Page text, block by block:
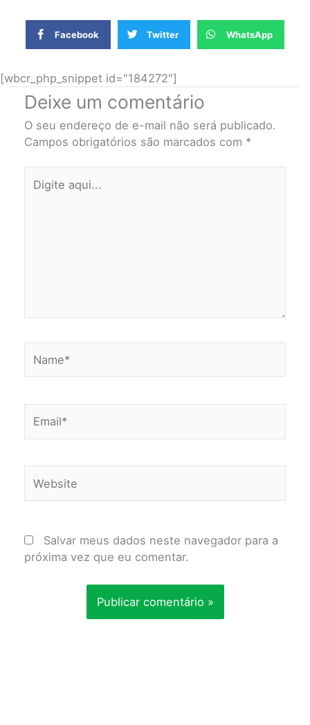
Facebook Twitter WhatsApp
[wbcr_php_snippet id="184272"]
Deixe um comentário
O seu endereço de e-mail não será publicado.
Campos obrigatórios são marcados com *
aqui...
Salvar meus dados neste navegador para a
próxima vez que eu comentar.